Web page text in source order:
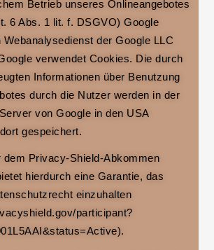
Betrieb unseres Onlineangebotes
6 Abs. 1 lit. f. DSGVO) Google
der Google LLC
verwendet Cookies. Die durch
Informationen über Benutzung
durch die Nutzer werden in der
von Google in den USA
gespeichert.
dem Privacy-Shield-Abkommen
hierdurch eine Garantie, das
einzuhalten
participant?